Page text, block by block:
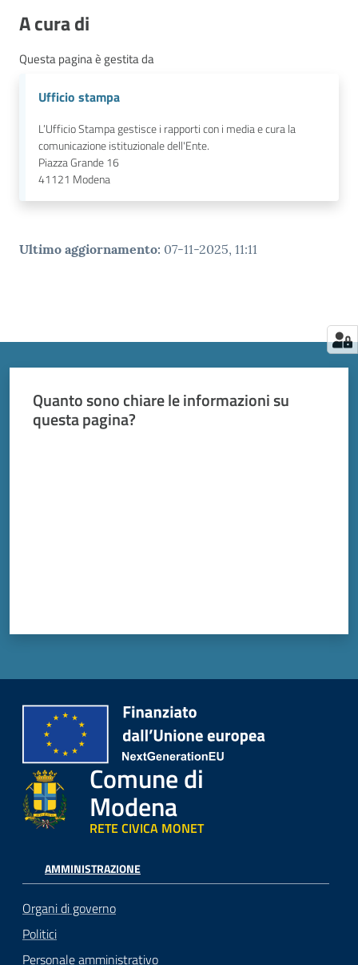
A cura di
Questa pagina è gestita da
Ufficio stampa
L’Ufficio Stampa gestisce i rapporti con i media e cura la
comunicazione istituzionale dell'Ente.
Piazza Grande 16
41121 Modena
Ultimo aggiornamento: 07-11-2025, 11:11
Quanto sono chiare le informazioni su
questa pagina?
Comune di
Modena
RETE CIVICA MONET
AMMINISTRAZIONE
Organi di governo
Politici
Personale amministrativo